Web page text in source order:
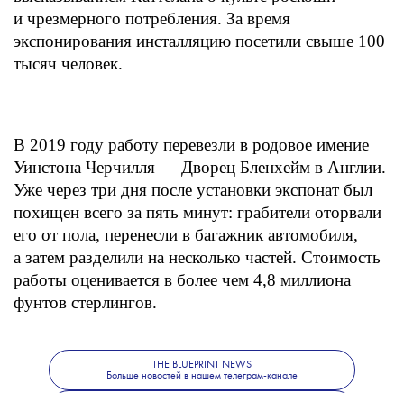
и чрезмерного потребления. За время
экспонирования инсталляцию посетили свыше 100
тысяч человек.
В 2019 году работу перевезли в родовое имение
Уинстона Черчилля — Дворец Бленхейм в Англии.
Уже через три дня после установки экспонат был
похищен всего за пять минут: грабители оторвали
его от пола, перенесли в багажник автомобиля,
а затем разделили на несколько частей. Стоимость
работы оценивается в более чем 4,8 миллиона
фунтов стерлингов.
Больше новостей о моде, красоте
THE BLUEPRINT NEWS
Больше новостей в нашем телеграм-канале